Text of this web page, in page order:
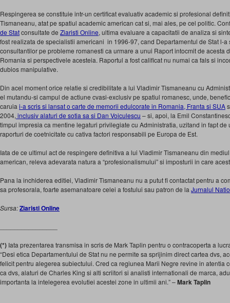
Respingerea se constituie intr-un certificat evaluativ academic si profesional
Tismaneanu, atat pe spatiul academic american cat si, mai ales, pe cel politic.
de Statconsultate de Ziaristi Online, ultima evaluare a capacitatii de analiza si
fost realizata de specialistii americani in 1996-97, cand Departamentul de Stat l-a
consultantilor pe probleme romanesti ca urmare a unui Raport intocmit de acesta
Romania si perspectivele acesteia. Raportul a fost calificat nu numai ca fals si
dubios manipulative.
Din acel moment orice relatie si credibilitate a lui Vladimir Tismaneanu cu
el mutandu-si campul de actiune cvasi-exclusiv pe spatiul romanesc, unde,
caruia i-a scris si lansat o carte de memorii edulcorate in Romania, Franta si SUA
2004, inclusiv alaturi de sotia sa si Dan Voiculescu – si, apoi, la Emil
timpul impresia ca mentine legaturi privilegiate cu Administratia, uzitand in fapt
raporturi de coetnicitate cu cativa factori responsabili pe Europa de Est.
Iata de ce ultimul act de respingere definitiva a lui Vladimir Tismaneanu din
american, releva adevarata natura a “profesionalismului” si imposturii in care
Pana la inchiderea editiei, Vladimir Tismaneanu nu a putut fi contactat pentru a
sa profesorala, foarte asemanatoare celei a fostului sau patron de la Jurnalul
Sursa:Ziaristi Online
(*) Iata prezentarea transmisa in scris de Mark Taplin pentru o contracoperta a
“Desi etica Departamentului de Stat nu ne permite sa sprijinim direct cartea dvs,
felicit pentru alegerea subiectului. Cred ca regiunea Marii Negre revine in atentia
ca dvs, alaturi de Charles King si alti scriitori si analisti internationali de marca,
importanta la intelegerea evolutiei acestei zone in ultimii ani.” –Mark Taplin